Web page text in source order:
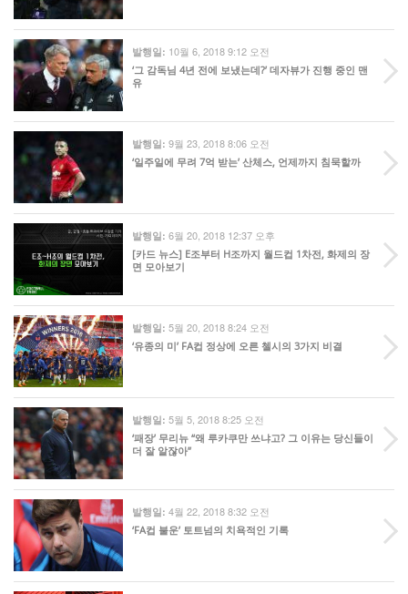
발행일: 10월 6, 2018 9:12 오전
‘그 감독님 4년 전에 보냈는데?’ 데자뷰가 진행 중인 맨
유
발행일: 9월 23, 2018 8:06 오전
‘일주일에 무려 7억 받는’ 산체스, 언제까지 침묵할까
발행일: 6월 20, 2018 12:37 오후
[카드 뉴스] E조부터 H조까지 월드컵 1차전, 화제의 장
면 모아보기
발행일: 5월 20, 2018 8:24 오전
‘유종의 미’ FA컵 정상에 오른 첼시의 3가지 비결
발행일: 5월 5, 2018 8:25 오전
‘패장’ 무리뉴 “왜 루카쿠만 쓰냐고? 그 이유는 당신들이
더 잘 알잖아”
발행일: 4월 22, 2018 8:32 오전
‘FA컵 불운’ 토트넘의 치욕적인 기록